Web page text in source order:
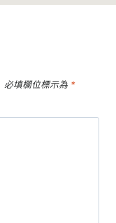
必填欄位標示為 *